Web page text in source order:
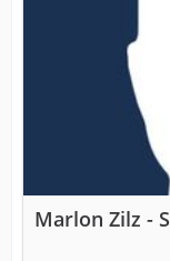
Marlon Zilz -